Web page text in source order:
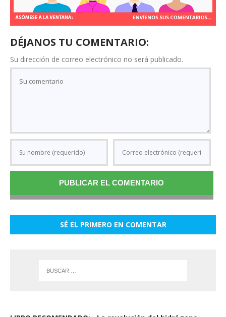
DÉJANOS TU COMENTARIO:
Su dirección de correo electrónico no será publicado.
SÉ EL PRIMERO EN COMENTAR